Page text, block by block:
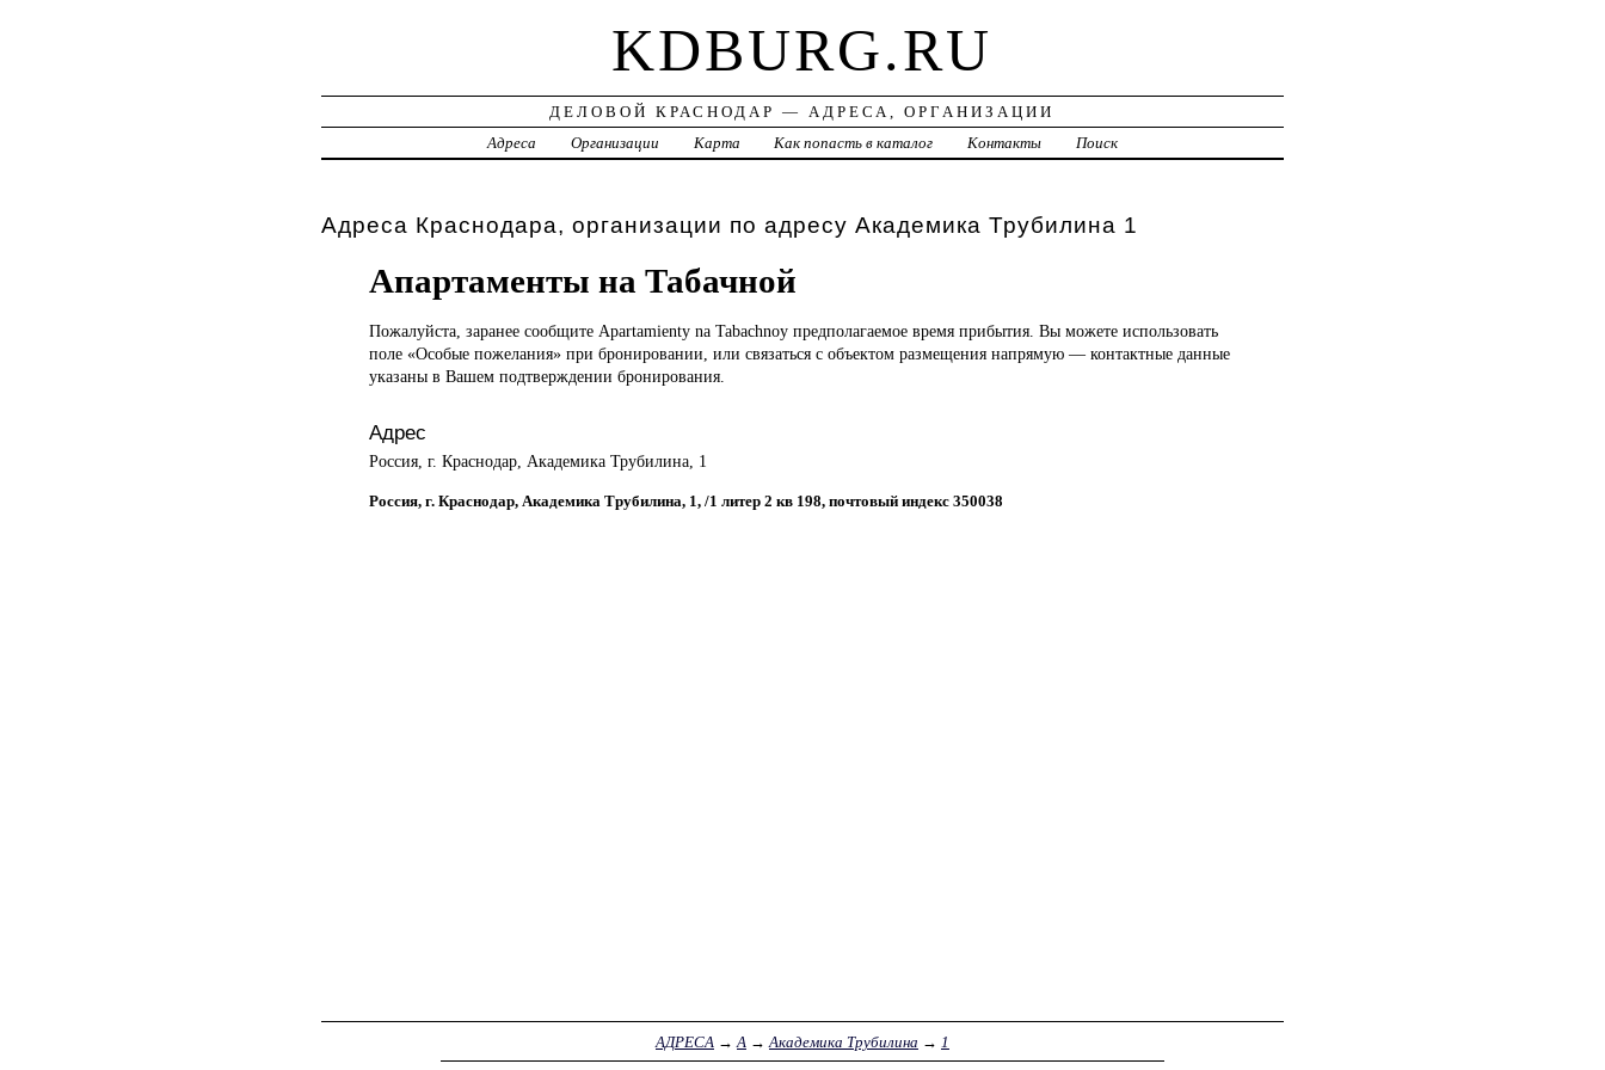
KDBURG.RU
ДЕЛОВОЙ КРАСНОДАР — АДРЕСА, ОРГАНИЗАЦИИ
Адреса
Организации Карта Как попасть в каталог Контакты Поиск
Адреса Краснодара, организации по адресу Академика Трубилина 1
Апартаменты на Табачной
Пожалуйста, заранее сообщите Apartamienty na Tabachnoy предполагаемое время прибытия. Вы можете использовать
поле «Особые пожелания» при бронировании, или связаться с объектом размещения напрямую — контактные данные
указаны в Вашем подтверждении бронирования.
Адрес
Россия, г. Краснодар, Академика Трубилина, 1
Россия, г. Краснодар, Академика Трубилина, 1, /1 литер 2 кв 198, почтовый индекс 350038
АДРЕСА → А → Академика Трубилина → 1